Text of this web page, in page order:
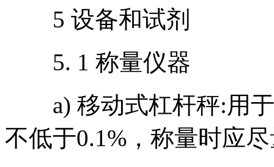
5 设备和试剂
5. 1 称量仪器
a) 移动式杠杆秤:用于
不低于0.1%，称量时应